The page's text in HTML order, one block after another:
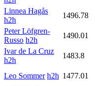
Linnea Hagås
h2h
1496.78
Peter Löfgren-
Russo h2h
1490.01
Ivar de La Cruz
h2h
1483.8
Leo Sommer h2h 1477.01